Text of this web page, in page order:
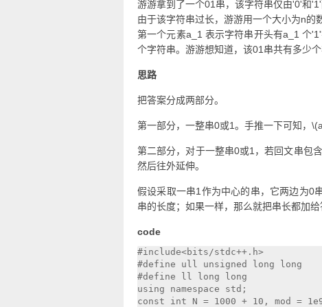
游游拿到了一个01串，该字符串仅由'0'和
由于该字符串过长，游游用一个大小为n的
第一个元素a_1 表示字符串开头有a_1 个
个字符串。游游想知道，该01串共有多少
思路
把答案分成两部分。
第一部分，一整串0或1。手推一下可知，
第二部分，对于一整串0或1，若回文串包
然后往外延伸。
假设采取一串1作为中心的串，它两边为0
串的长度；如果一样，那么就把串长都加
code
#include<bits/stdc++.h>
#define ull unsigned long long
#define ll long long
using namespace std;
const int N = 1000 + 10, mod =